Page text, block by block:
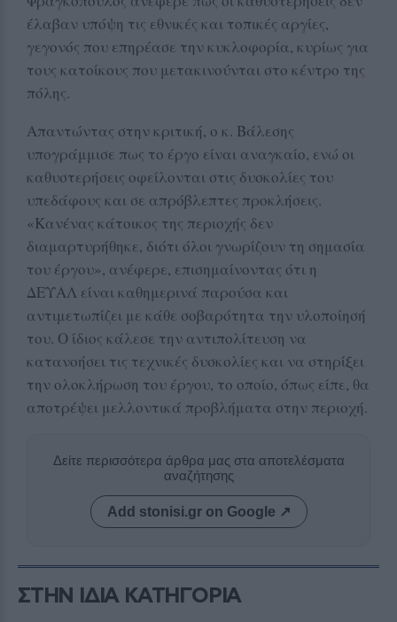
έλαβαν υπόψη τις εθνικές και τοπικές αργίες,
γεγονός που επηρέασε την κυκλοφορία, κυρίως για
τους κατοίκους που μετακινούνται στο κέντρο της
πόλης.
Απαντώντας στην κριτική, ο κ. Βάλεσης
υπογράμμισε πως το έργο είναι αναγκαίο, ενώ οι
καθυστερήσεις οφείλονται στις δυσκολίες του
υπεδάφους και σε απρόβλεπτες προκλήσεις.
«Κανένας κάτοικος της περιοχής δεν
διαμαρτυρήθηκε, διότι όλοι γνωρίζουν τη σημασία
του έργου», ανέφερε, επισημαίνοντας ότι η
ΔΕΥΑΛ είναι καθημερινά παρούσα και
αντιμετωπίζει με κάθε σοβαρότητα την υλοποίησή
του. Ο ίδιος κάλεσε την αντιπολίτευση να
κατανοήσει τις τεχνικές δυσκολίες και να στηρίξει
την ολοκλήρωση του έργου, το οποίο, όπως είπε, θα
αποτρέψει μελλοντικά προβλήματα στην περιοχή.
Δείτε περισσότερα άρθρα μας στα αποτελέσματα
αναζήτησης
Add stonisi.gr on Google ↗
ΣΤΗΝ ΙΔΙΑ ΚΑΤΗΓΟΡΙΑ